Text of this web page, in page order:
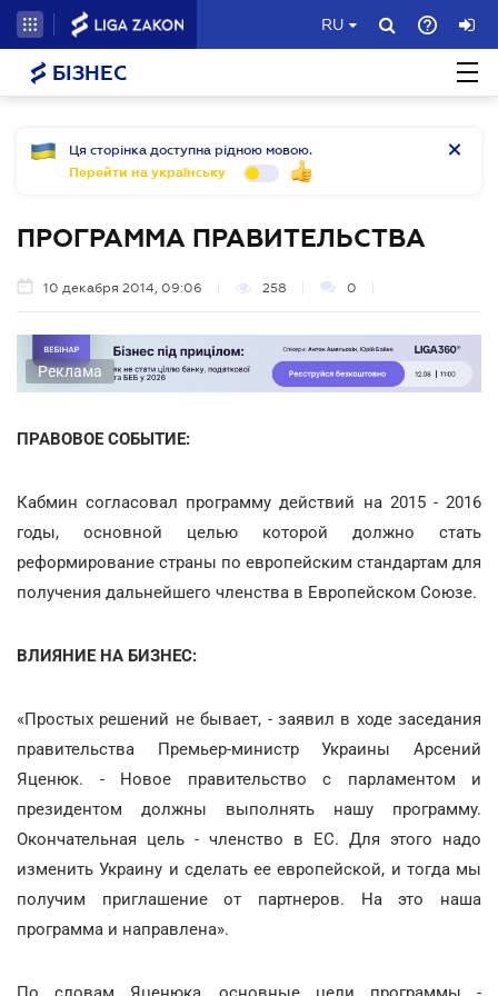
RU
БІЗНЕС
Ця сторінка доступна рідною мовою.
Перейти на українську
ПРОГРАММА ПРАВИТЕЛЬСТВА
10 декабря 2014, 09:06 258 0
Реклама
ПРАВОВОЕ СОБЫТИЕ:
Кабмин согласовал программу действий на 2015 - 2016
годы, основной целью которой должно стать
реформирование страны по европейским стандартам для
получения дальнейшего членства в Европейском Союзе.
ВЛИЯНИЕ НА БИЗНЕС:
«Простых решений не бывает, - заявил в ходе заседания
правительства Премьер-министр Украины Арсений
Яценюк. - Новое правительство с парламентом и
президентом должны выполнять нашу программу.
Окончательная цель - членство в ЕС. Для этого надо
изменить Украину и сделать ее европейской, и тогда мы
получим приглашение от партнеров. На это наша
программа и направлена».